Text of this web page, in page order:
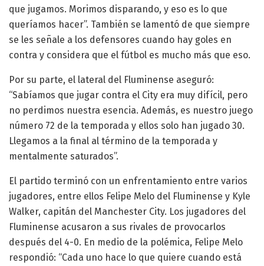
que jugamos. Morimos disparando, y eso es lo que
queríamos hacer”. También se lamentó de que siempre
se les señale a los defensores cuando hay goles en
contra y considera que el fútbol es mucho más que eso.
Por su parte, el lateral del Fluminense aseguró:
“Sabíamos que jugar contra el City era muy difícil, pero
no perdimos nuestra esencia. Además, es nuestro juego
número 72 de la temporada y ellos solo han jugado 30.
Llegamos a la final al término de la temporada y
mentalmente saturados”.
El partido terminó con un enfrentamiento entre varios
jugadores, entre ellos Felipe Melo del Fluminense y Kyle
Walker, capitán del Manchester City. Los jugadores del
Fluminense acusaron a sus rivales de provocarlos
después del 4-0. En medio de la polémica, Felipe Melo
respondió: “Cada uno hace lo que quiere cuando está